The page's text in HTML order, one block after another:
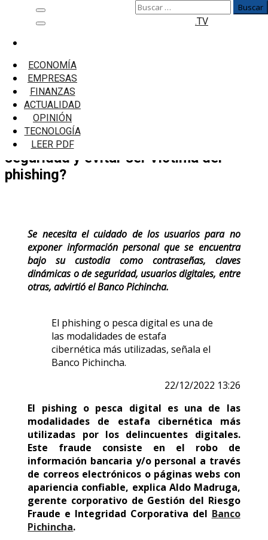
Menú
principal
ECONOMÍA
EMPRESAS
FINANZAS
ACTUALIDAD
OPINIÓN
TECNOLOGÍA
LEER PDF
Buscar:
.TV
Cuidado con la ciberdelincuencia: ¿Cómo realizar
compras navideñas con seguridad y evitar ser
víctima del phishing?
Cuidado con la ciberdelincuencia:
¿Cómo realizar compras navideñas con
seguridad y evitar ser víctima del
phishing?
Se necesita el cuidado de los usuarios para no
exponer información personal que se encuentra
bajo su custodia como contraseñas, claves
dinámicas o de seguridad, usuarios digitales, entre
otras, advirtió el Banco Pichincha.
El phishing o pesca digital es una de
las modalidades de estafa
cibernética más utilizadas, señala el
Banco Pichincha.
22/12/2022 13:26
El pishing o pesca digital es una de las
modalidades de estafa cibernética más
utilizadas por los delincuentes digitales.
Este fraude consiste en el robo de
información bancaria y/o personal a través
de correos electrónicos o páginas webs con
apariencia confiable, explica Aldo Madruga,
gerente corporativo de Gestión del Riesgo
Fraude e Integridad Corporativa del Banco
Pichincha.